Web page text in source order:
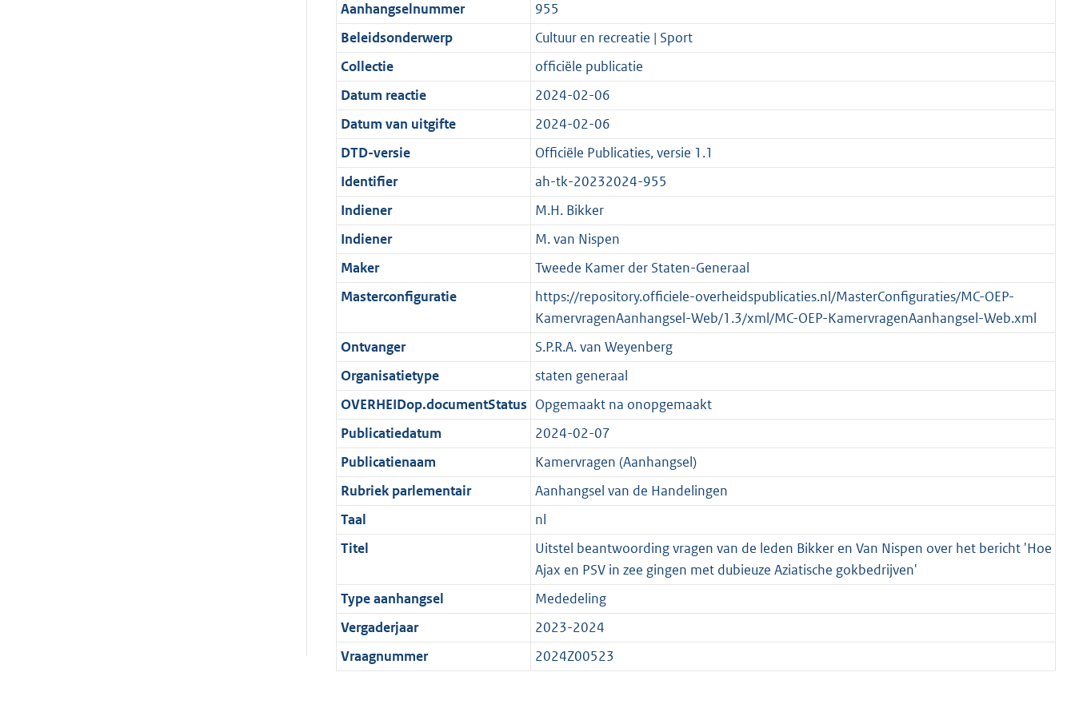
i
e
i
n
f
o
r
m
a
a
t
4
5
K
b
t
i
e
i
n
f
o
r
m
a
a
t
:
9
K
b
a
t
i
e
i
n
f
o
r
m
a
a
t
e
:
9
K
b
c
a
t
i
e
i
n
f
o
r
m
a
a
t
t
e
:
1
4
K
b
r
t
K
g
t
2
Aanhangselnummer
955
Beleidsonderwerp
Cultuur en recreatie | Sport
Collectie
officiële publicatie
Datum reactie
2024-02-06
Datum van uitgifte
2024-02-06
DTD-versie
Officiële Publicaties, versie 1.1
Identifier
ah-tk-20232024-955
Indiener
M.H. Bikker
Indiener
M. van Nispen
Maker
Tweede Kamer der Staten-Generaal
Masterconfiguratie
https://repository.officiele-overheidspublicaties.nl/MasterConfiguraties/MC-OEP-
KamervragenAanhangsel-Web/1.3/xml/MC-OEP-KamervragenAanhangsel-Web.xml
Ontvanger
S.P.R.A. van Weyenberg
Organisatietype
staten generaal
OVERHEIDop.documentStatus Opgemaakt na onopgemaakt
Publicatiedatum
2024-02-07
Publicatienaam
Kamervragen (Aanhangsel)
Rubriek parlementair
Aanhangsel van de Handelingen
Taal
nl
Titel
Uitstel beantwoording vragen van de leden Bikker en Van Nispen over het bericht 'Hoe
Ajax en PSV in zee gingen met dubieuze Aziatische gokbedrijven'
Type aanhangsel
Mededeling
Vergaderjaar
2023-2024
Vraagnummer
2024Z00523